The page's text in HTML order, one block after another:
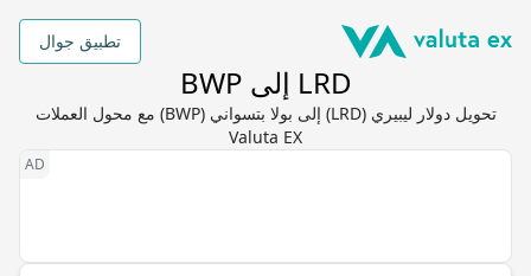
تطبيق جوال
LRD إلى BWP
تحويل دولار ليبيري (LRD) إلى بولا بتسواني (BWP) مع محول العملات
Valuta EX